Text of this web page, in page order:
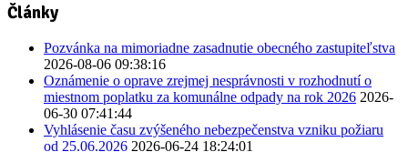
Články
Pozvánka na mimoriadne zasadnutie obecného zastupiteľstva
2026-08-06 09:38:16
Oznámenie o oprave zrejmej nesprávnosti v rozhodnutí o
miestnom poplatku za komunálne odpady na rok 2026 2026-
06-30 07:41:44
Vyhlásenie času zvýšeného nebezpečenstva vzniku požiaru
od 25.06.2026 2026-06-24 18:24:01